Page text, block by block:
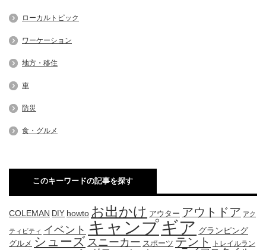
ローカルトピック
ワーケーション
地方・移住
車
防災
食・グルメ
このキーワードの記事を探す
COLEMAN DIY howto お出かけ アウター アウトドア アク
ティビティ イベント キャンプギア グランピング
グルメ シューズ スニーカー スポーツ テント
トレイルラン